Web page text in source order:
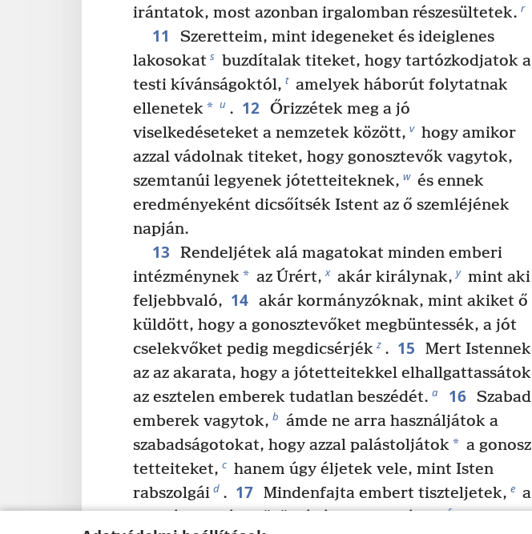
irántatok, most azonban irgalomban részesültetek. r
11
Szeretteim, mint idegeneket és ideiglenes
lakosokat s buzdítalak titeket, hogy tartózkodjatok a
testi kívánságoktól, t amelyek háborút folytatnak
ellenetek * u . 12 Őrizzétek meg a jó
viselkedéseteket a nemzetek között, v hogy amikor
azzal vádolnak titeket, hogy gonosztevők vagytok,
szemtanúi legyenek jótetteiteknek, w és ennek
eredményeként dicsőítsék Istent az ő szemléjének
napján.
13
Rendeljétek alá magatokat minden emberi
intézménynek * az Úrért, x akár királynak, y mint aki
feljebbvaló, 14 akár kormányzóknak, mint akiket ő
küldött, hogy a gonosztevőket megbüntessék, a jót
cselekvőket pedig megdicsérjék z . 15
Mert Istennek
az az akarata, hogy a jótetteitekkel elhallgattassátok
az esztelen emberek tudatlan beszédét. a 16 Szabad
emberek vagytok, b ámde ne arra használjátok a
szabadságotokat, hogy azzal palástoljátok * a gonosz
tetteiteket, c hanem úgy éljetek vele, mint Isten
rabszolgái d . 17 Mindenfajta embert tiszteljetek, e a
* f